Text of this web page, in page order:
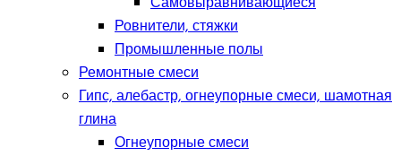
Ровнители, стяжки
Промышленные полы
Ремонтные смеси
Гипс, алебастр, огнеупорные смеси, шамотная
глина
Огнеупорные смеси